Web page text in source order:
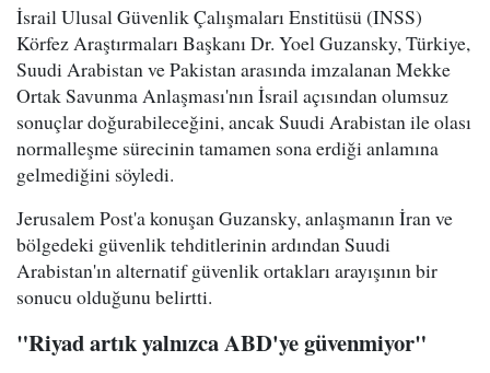
İsrail Ulusal Güvenlik Çalışmaları Enstitüsü (INSS)
Körfez Araştırmaları Başkanı Dr. Yoel Guzansky, Türkiye,
Suudi Arabistan ve Pakistan arasında imzalanan Mekke
Ortak Savunma Anlaşması'nın İsrail açısından olumsuz
sonuçlar doğurabileceğini, ancak Suudi Arabistan ile olası
normalleşme sürecinin tamamen sona erdiği anlamına
gelmediğini söyledi.
Jerusalem Post'a konuşan Guzansky, anlaşmanın İran ve
bölgedeki güvenlik tehditlerinin ardından Suudi
Arabistan'ın alternatif güvenlik ortakları arayışının bir
sonucu olduğunu belirtti.
"Riyad artık yalnızca ABD'ye güvenmiyor"